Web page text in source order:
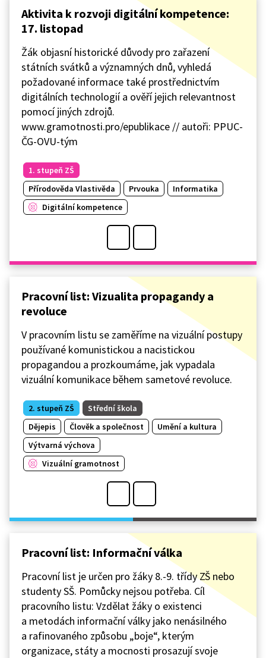
Aktivita k rozvoji digitální kompetence:
17. listopad
Žák objasní historické důvody pro zařazení
státních svátků a významných dnů, vyhledá
požadované informace také prostřednictvím
digitálních technologií a ověří jejich relevantnost
pomocí jiných zdrojů.
www.gramotnosti.pro/epublikace // autoři: PPUC-
ČG-OVU-tým
1. stupeň ZŠ
Přírodověda Vlastivěda
Prvouka
Informatika
Digitální kompetence
Pracovní list: Vizualita propagandy a
revoluce
V pracovním listu se zaměříme na vizuální postupy
používané komunistickou a nacistickou
propagandou a prozkoumáme, jak vypadala
vizuální komunikace během sametové revoluce.
2. stupeň ZŠ
Střední škola
Dějepis
Člověk a společnost
Umění a kultura
Výtvarná výchova
Vizuální gramotnost
Pracovní list: Informační válka
Pracovní list je určen pro žáky 8.-9. třídy ZŠ nebo
studenty SŠ. Pomůcky nejsou potřeba. Cíl
pracovního listu: Vzdělat žáky o existenci
a metodách informační války jako nenásilného
a rafinovaného způsobu „boje“, kterým
organizace, státy a mocnosti prosazují svoje